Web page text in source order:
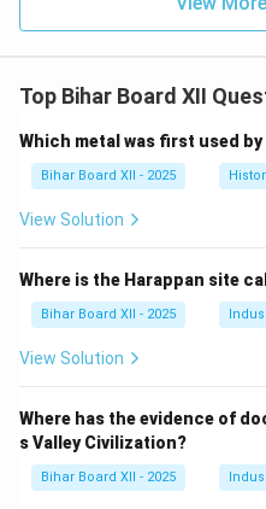
Top Bihar Board XII
Which metal was first used
Bihar Board XII - 2025
View Solution
Where is the Harappan site
Bihar Board XII - 2025
View Solution
Where has the evidence of
s Valley Civilization?
Bihar Board XII - 2025